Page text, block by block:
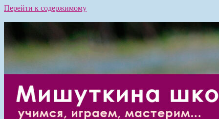
Перейти к содержимому